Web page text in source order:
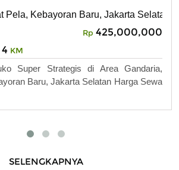
Pela, Kebayoran Baru, Jakarta Selatan
Rp 425,000,000
4 KM
Super Strategis di Area Gandaria,
Baru, Jakarta Selatan Harga Sewa
SELENGKAPNYA